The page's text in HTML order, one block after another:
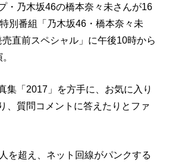
・乃木坂46の橋本奈々未さんが16
別番組「乃木坂46・橋本奈々未
直前スペシャル」に午後10時から
集「2017」を方手に、お気に入り
、質問コメントに答えたりとファ
を超え、ネット回線がパンクする